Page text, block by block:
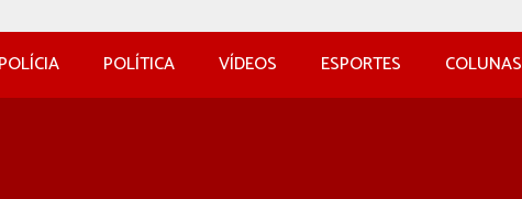
POLÍCIA POLÍTICA VÍDEOS ESPORTES COLUNAS